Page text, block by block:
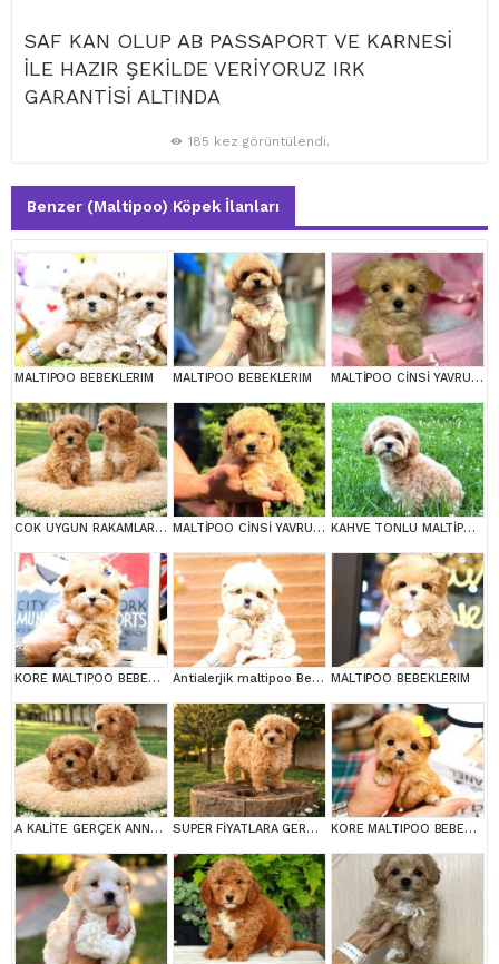
SAF KAN OLUP AB PASSAPORT VE KARNESİ
İLE HAZIR ŞEKİLDE VERİYORUZ IRK
GARANTİSİ ALTINDA
185 kez görüntülendi.
Benzer (Maltipoo) Köpek İlanları
MALTIPOO BEBEKLERIM MALTIPOO BEBEKLERIM MALTİPOO CİNSİ YAVRULAR EV ÜRETİMİ
COK UYGUN RAKAMLARA GERÇEK MALTİPOO YAVRULAR MALTİPOO CİNSİ YAVRULAR EV ÜRETİMİ KAHVE TONLU MALTİPOO CİNSİ YAVRULAR
KORE MALTIPOO BEBEKLERIM Antialerjik maltipoo Bebeklerim MALTIPOO BEBEKLERIM
A KALİTE GERÇEK ANNE BABA MALTİPOO YAVRULAR SUPER FİYATLARA GERÇEK MALTİPOO YAVRULAR KORE MALTIPOO BEBEKLERIM